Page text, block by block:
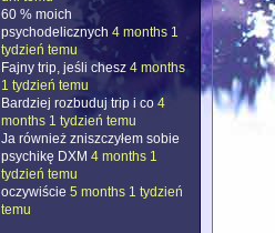
60 % moich
psychodelicznych 4 months 1
tydzień temu
Fajny trip, jeśli chesz 4 months
1 tydzień temu
Bardziej rozbuduj trip i co 4
months 1 tydzień temu
Ja również zniszczyłem sobie
psychikę DXM 4 months 1
tydzień temu
oczywiście 5 months 1 tydzień
temu